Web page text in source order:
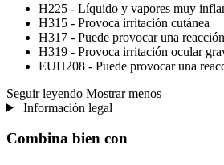
H225 - Líquido y vapores muy
H315 - Provoca irritación cutánea
H317 - Puede provocar una
H319 - Provoca irritación ocular
EUH208 - Puede provocar una
Seguir leyendo Mostrar menos
Información legal
Combina bien con